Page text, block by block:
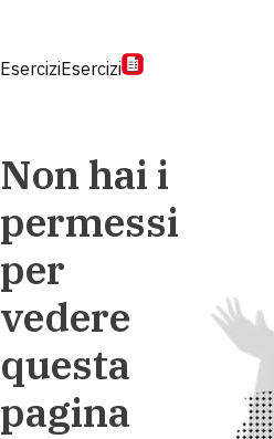
EserciziEsercizi
Non hai i
permessi
per
vedere
questa
pagina